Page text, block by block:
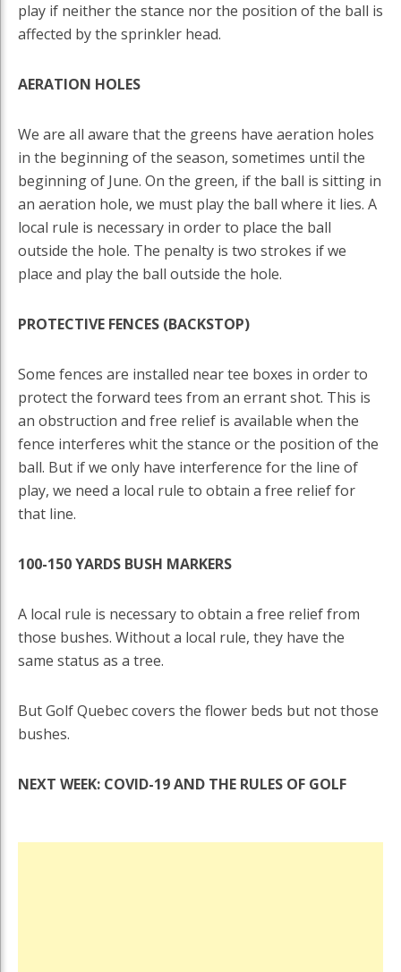
play if neither the stance nor the position of the ball is
affected by the sprinkler head.
AERATION HOLES
We are all aware that the greens have aeration holes
in the beginning of the season, sometimes until the
beginning of June. On the green, if the ball is sitting in
an aeration hole, we must play the ball where it lies. A
local rule is necessary in order to place the ball
outside the hole. The penalty is two strokes if we
place and play the ball outside the hole.
PROTECTIVE FENCES (BACKSTOP)
Some fences are installed near tee boxes in order to
protect the forward tees from an errant shot. This is
an obstruction and free relief is available when the
fence interferes whit the stance or the position of the
ball. But if we only have interference for the line of
play, we need a local rule to obtain a free relief for
that line.
100-150 YARDS BUSH MARKERS
A local rule is necessary to obtain a free relief from
those bushes. Without a local rule, they have the
same status as a tree.
But Golf Quebec covers the flower beds but not those
bushes.
NEXT WEEK: COVID-19 AND THE RULES OF GOLF